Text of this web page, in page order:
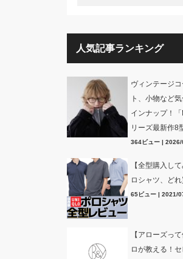
人気記事ランキング
ヴィンテージ
ト、小物など
インナップ！
リーズ最新作8
364ビュー| 2026/
【全型購入し
ロシャツ、ど
65ビュー| 2021/
【アローズっ
ロが教える！